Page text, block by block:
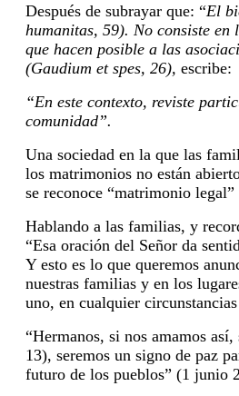
Después de subrayar que: “El
humanitas, 59). No consiste
que hacen posible a las
(Gaudium et spes, 26), escribe:
“En este contexto, reviste
comunidad”.
Una sociedad en la que las
los matrimonios no están
se reconoce “matrimonio
Hablando a las familias, y
“Esa oración del Señor da
Y esto es lo que queremos
nuestras familias y en los
uno, en cualquier
“Hermanos, si nos amamos
13), seremos un signo de paz
futuro de los pueblos” (1 junio